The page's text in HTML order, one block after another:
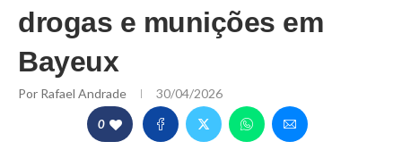
drogas e munições em
Bayeux
Por Rafael Andrade 30/04/2026
0